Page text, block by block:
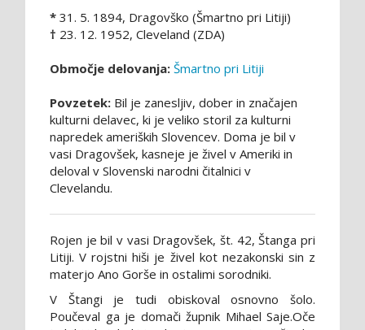
* 31. 5. 1894, Dragovško (Šmartno pri Litiji)
† 23. 12. 1952, Cleveland (ZDA)
Območje delovanja: Šmartno pri Litiji
Povzetek: Bil je zanesljiv, dober in značajen
kulturni delavec, ki je veliko storil za kulturni
napredek ameriških Slovencev. Doma je bil v
vasi Dragovšek, kasneje je živel v Ameriki in
deloval v Slovenski narodni čitalnici v
Clevelandu.
Rojen je bil v vasi Dragovšek, št. 42, Štanga pri
Litiji. V rojstni hiši je živel kot nezakonski sin z
materjo Ano Gorše in ostalimi sorodniki.
V Štangi je tudi obiskoval osnovno šolo.
Poučeval ga je domači župnik Mihael Saje.Oče